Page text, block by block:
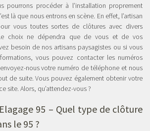
pourrons procéder à l’installation proprement
là que nous entrons en scène. En effet, l’artisan
vous toutes sortes de clôtures avec divers
choix ne dépendra que de vous et de vos
besoin de nos artisans paysagistes ou si vous
vous pouvez contacter les numéros
nous votre numéro de téléphone et nous
de suite. Vous pouvez également obtenir votre
site. Alors, qu’attendez-vous ?
95 – Quel type de clôture
le 95 ?